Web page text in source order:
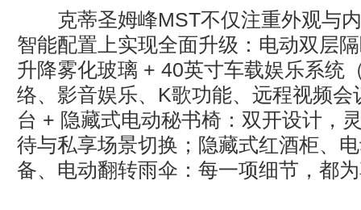
克蒂圣姆峰MST不仅注重外观与内
智能配置上实现全面升级：电动双层
升降雾化玻璃 + 40英寸车载娱乐系统
络、影音娱乐、K歌功能、远程视频会
台 + 隐藏式电动秘书椅：双开设计，
待与私享场景切换；隐藏式红酒柜、
备、电动翻转雨伞：每一项细节，都